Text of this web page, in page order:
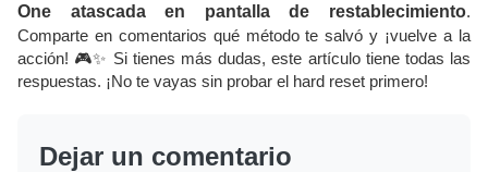
One atascada en pantalla de restablecimiento.
Comparte en comentarios qué método te salvó y ¡vuelve a la
acción! 🎮✨ Si tienes más dudas, este artículo tiene todas las
respuestas. ¡No te vayas sin probar el hard reset primero!
Dejar un comentario